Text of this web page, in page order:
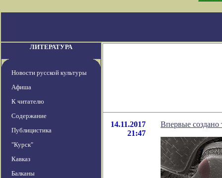
ЛИТЕРАТУРА
Новости русской культуры
Афиша
К читателю
Содержание
Публицистика
"Курск"
Кавказ
Балканы
14.11.2017
21:47
Впервые создано